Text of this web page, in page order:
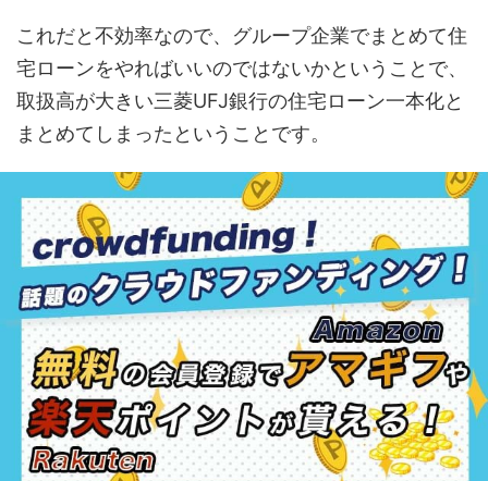
これだと不効率なので、グループ企業でまとめて住
宅ローンをやればいいのではないかということで、
取扱高が大きい三菱UFJ銀行の住宅ローン一本化と
まとめてしまったということです。